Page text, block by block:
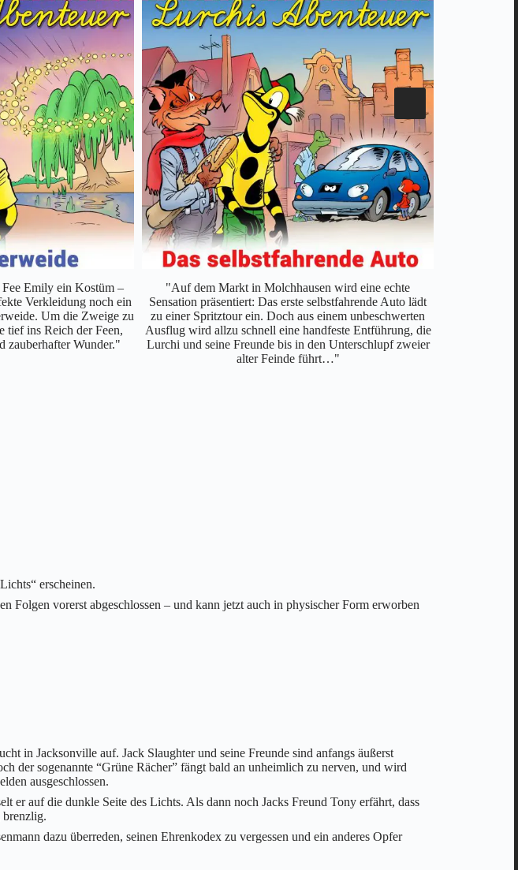
Emily ein Kostüm –
Verkleidung noch ein
Um die Zweige zu
tief ins Reich der Feen,
zauberhafter Wunder."
"Auf dem Markt in Molchhausen wird eine echte
Sensation präsentiert: Das erste selbstfahrende Auto lädt
zu einer Spritztour ein. Doch aus einem unbeschwerten
Ausflug wird allzu schnell eine handfeste Entführung, die
Lurchi und seine Freunde bis in den Unterschlupf zweier
alter Feinde führt…"
erscheinen.
Folgen vorerst abgeschlossen – und kann jetzt auch in physischer Form erworben
in Jacksonville auf. Jack Slaughter und seine Freunde sind anfangs äußerst
der sogenannte “Grüne Rächer” fängt bald an unheimlich zu nerven, und wird
ausgeschlossen.
er auf die dunkle Seite des Lichts. Als dann noch Jacks Freund Tony erfährt, dass
brenzlig.
dazu überreden, seinen Ehrenkodex zu vergessen und ein anderes Opfer